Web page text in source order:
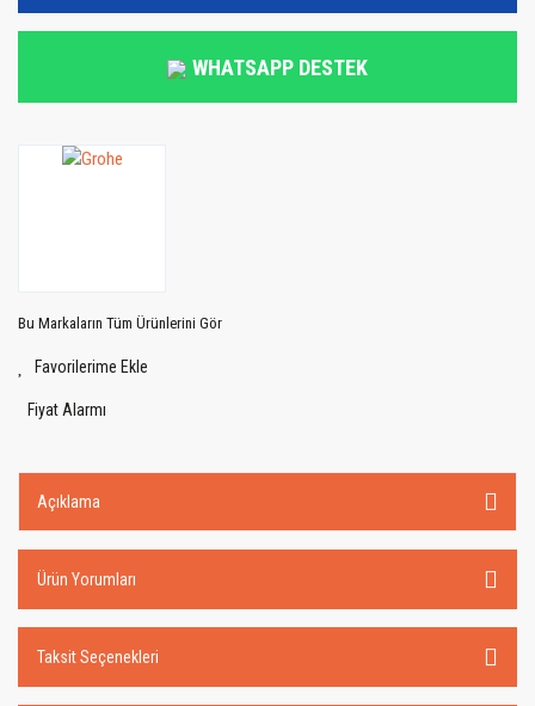
WHATSAPP DESTEK
Bu Markaların Tüm Ürünlerini Gör
Fiyat Alarmı
Açıklama
Ürün Yorumları
Taksit Seçenekleri